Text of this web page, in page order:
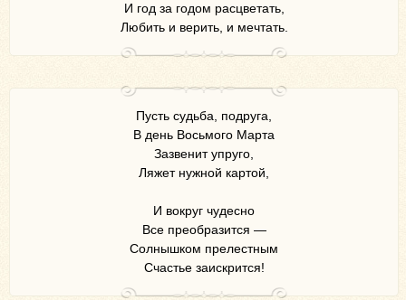
И год за годом расцветать,
Любить и верить, и мечтать.
Пусть судьба, подруга,
В день Восьмого Марта
Зазвенит упруго,
Ляжет нужной картой,
И вокруг чудесно
Все преобразится —
Солнышком прелестным
Счастье заискрится!